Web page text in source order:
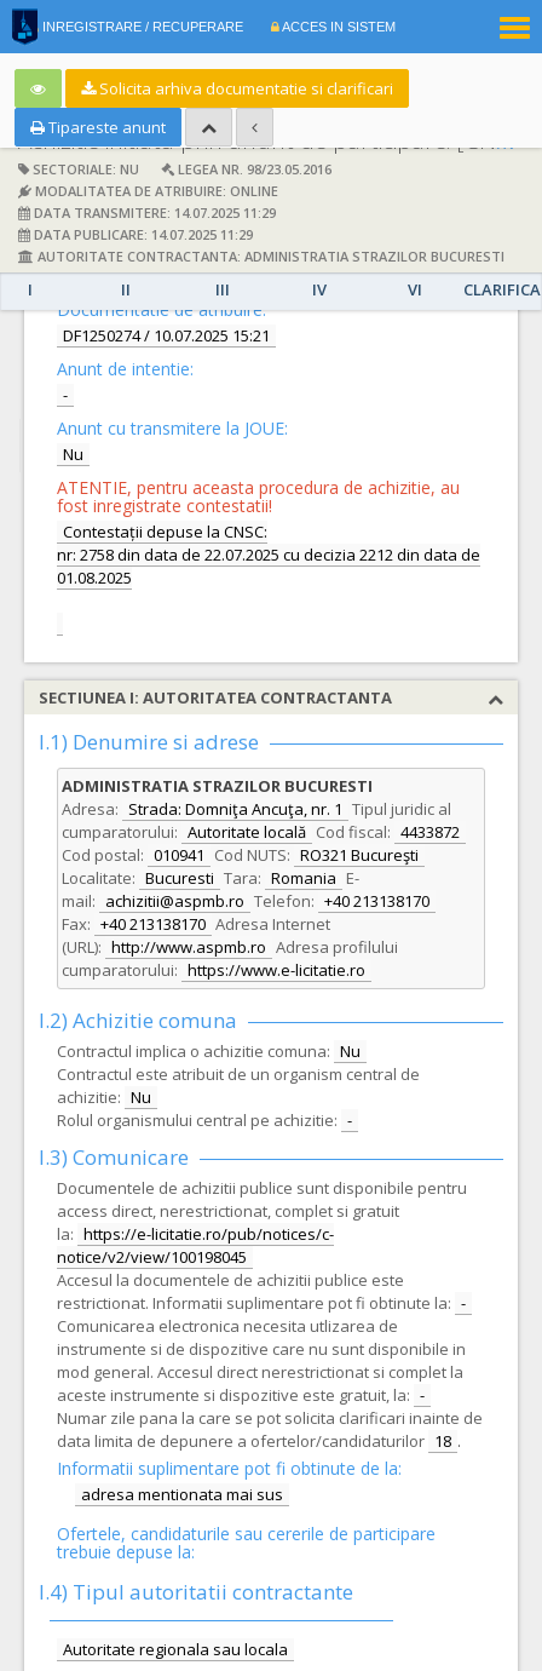
INREGISTRARE / RECUPERARE ACCES IN SISTEM
Solicita arhiva documentatie si clarificari
Tipareste anunt
Achizitie initiata prin anunt de participare:[CN1083501] -
SECTORIALE: NU
LEGEA NR. 98/23.05.2016
MODALITATEA DE ATRIBUIRE: ONLINE
DATA TRANSMITERE: 14.07.2025 11:29
DATA PUBLICARE: 14.07.2025 11:29
AUTORITATE CONTRACTANTA: ADMINISTRATIA STRAZILOR BUCURESTI
I II III IV VI
DETALII
Documentatie de atribuire:
DF1250274/ 10.07.2025 15:21
Anunt de intentie:
-
Anunt cu transmitere la JOUE:
Nu
ATENTIE, pentru aceasta procedura de achizitie, au
fost inregistrate contestatii!
Contestații depuse la CNSC:
nr: 2758 din data de 22.07.2025 cu decizia 2212 din data de
01.08.2025
SECTIUNEA I: AUTORITATEA CONTRACTANTA
I.1) Denumire si adrese
ADMINISTRATIA STRAZILOR BUCURESTI
Adresa: Strada: Domniţa Ancuţa, nr. 1 Tipul juridic al
cumparatorului: Autoritate locală Cod fiscal: 4433872
Cod postal: 010941 Cod NUTS: RO321 Bucureşti
Localitate: Bucuresti Tara: Romania E-
mail: achizitii@aspmb.ro Telefon: +40 213138170
Fax: +40 213138170 Adresa Internet
(URL): http://www.aspmb.ro Adresa profilului
cumparatorului: https://www.e-licitatie.ro
I.2) Achizitie comuna
Contractul implica o achizitie comuna: Nu
Contractul este atribuit de un organism central de
achizitie: Nu
Rolul organismului central pe achizitie: -
I.3) Comunicare
Documentele de achizitii publice sunt disponibile pentru
access direct, nerestrictionat, complet si gratuit
la: https://e-licitatie.ro/pub/notices/c-
notice/v2/view/100198045
Accesul la documentele de achizitii publice este
restrictionat. Informatii suplimentare pot fi obtinute la: -
Comunicarea electronica necesita utlizarea de
instrumente si de dispozitive care nu sunt disponibile in
mod general. Accesul direct nerestrictionat si complet la
aceste instrumente si dispozitive este gratuit, la: -
Numar zile pana la care se pot solicita clarificari inainte de
data limita de depunere a ofertelor/candidaturilor 18 .
Informatii suplimentare pot fi obtinute de la:
adresa mentionata mai sus
Ofertele, candidaturile sau cererile de participare
trebuie depuse la:
I.4) Tipul autoritatii contractante
Autoritate regionala sau locala